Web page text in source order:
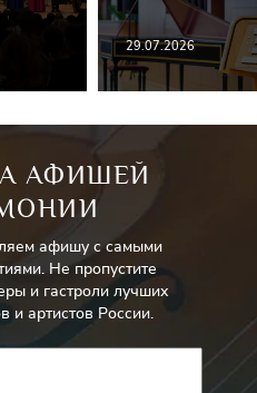
29.07.2026
АФИШЕЙ
афишу с самыми
Не пропустите
и гастроли лучших
и артистов России.